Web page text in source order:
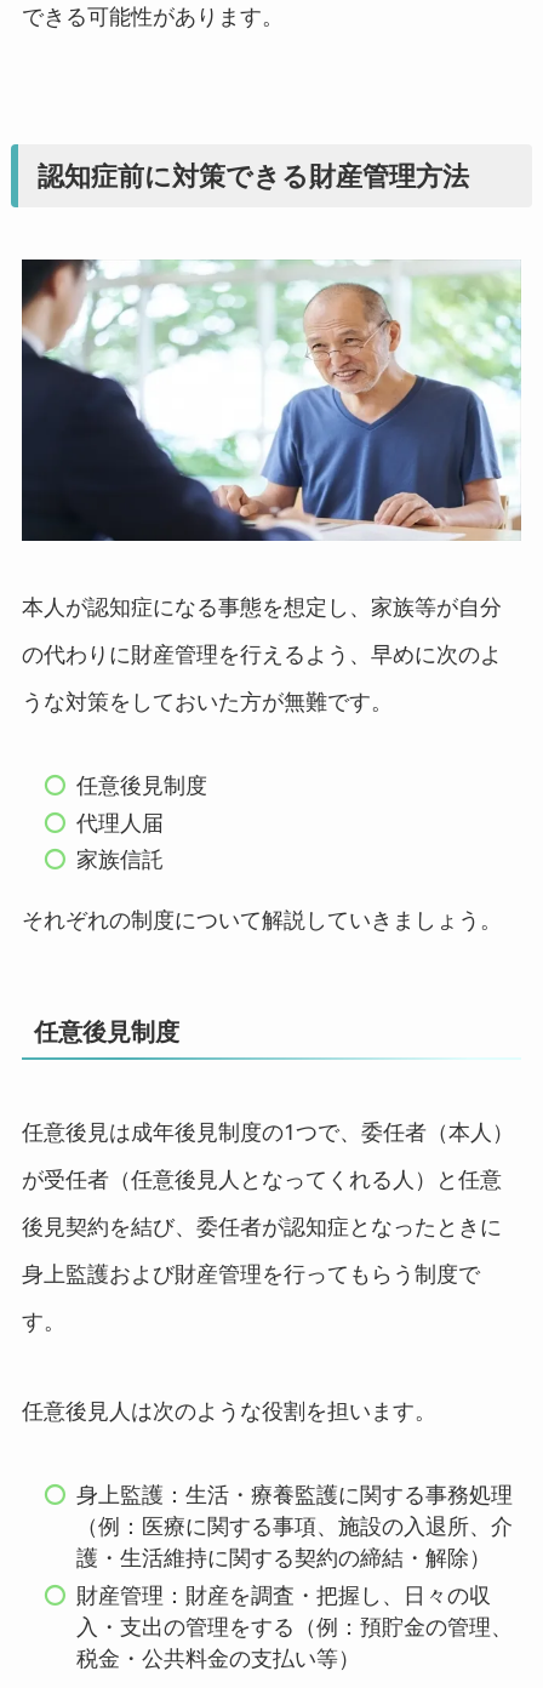
できる可能性があります。
認知症前に対策できる財産管理方法
本人が認知症になる事態を想定し、家族等が自分
の代わりに財産管理を行えるよう、早めに次のよ
うな対策をしておいた方が無難です。
任意後見制度
代理人届
家族信託
それぞれの制度について解説していきましょう。
任意後見制度
任意後見は成年後見制度の1つで、委任者（本人）
が受任者（任意後見人となってくれる人）と任意
後見契約を結び、委任者が認知症となったときに
身上監護および財産管理を行ってもらう制度で
す。
任意後見人は次のような役割を担います。
身上監護：生活・療養監護に関する事務処理
（例：医療に関する事項、施設の入退所、介
護・生活維持に関する契約の締結・解除）
財産管理：財産を調査・把握し、日々の収
入・支出の管理をする（例：預貯金の管理、
税金・公共料金の支払い等）